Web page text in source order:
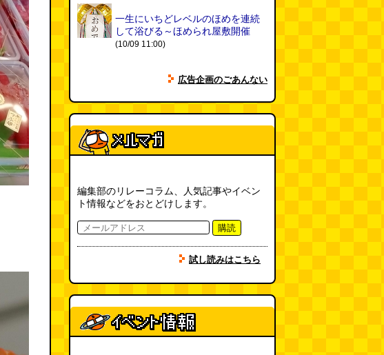
一生にいちどレベルのほめを連続
して浴びる～ほめられ屋敷開催
(10/09 11:00)
広告企画のごあんない
編集部のリレーコラム、人気記事やイベン
ト情報などをおとどけします。
購読
試し読みはこちら